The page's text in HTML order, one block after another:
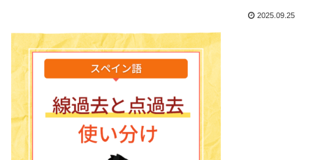
2025.09.25